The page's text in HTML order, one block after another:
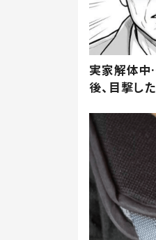
実家解体中
後、目撃し